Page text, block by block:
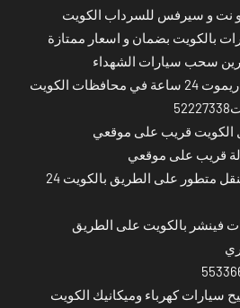
نت و سيرفس للسرداب الكويت
بالكويت بضمان و اسعار ممتازة
سحب سيارات الشهداء
الكويت
الكويت قريب على موقعي
قريب على موقعي
بنشر تصليح سيارات متنقل متطور على الطريق بالكويت 24
فينشر بالكويت على الطريق
سيارات كهرباء وميكانيك الكويت